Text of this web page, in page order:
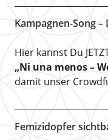
Kampagnen-Song –
Hier kannst Du
„Ni una menos –
damit unser
Femizidopfer